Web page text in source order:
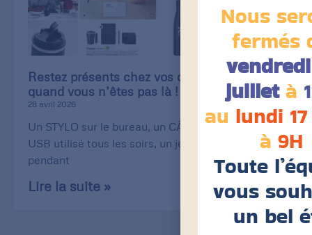
Restez présents chez vos clients, même
quand vous n’êtes pas là !
28 avril 2026
Un STYLO sur le bureau, un CÂBLE de recharge
USB utilisé tous les soirs, un jeu de CARTE utilisé
pendant
Lire la suite »
Nous
fermés
juilletà
au lundi
à 9H
Toute
vous
un bel